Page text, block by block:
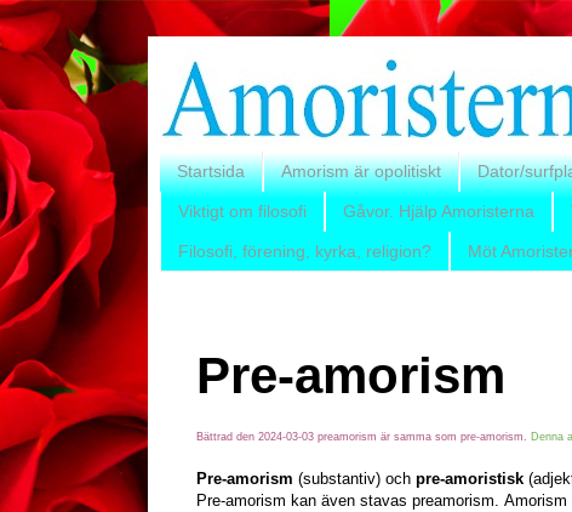
Startsida Amorism är opolitiskt Dator/
Viktigt om filosofi Gåvor. Hjälp Amoristerna
Filosofi, förening, kyrka, religion? Möt
Pre-amorism
Bättrad den 2024-03-03 preamorism är samma som pre-amorism. Denna
Pre-amorism (substantiv) och pre-amoristisk
Pre-amorism kan även stavas preamorism. Amorism